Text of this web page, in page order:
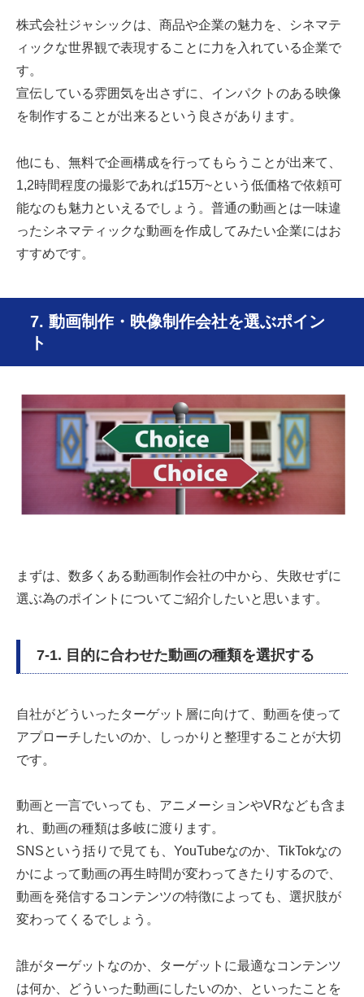
株式会社ジャシックは、商品や企業の魅力を、シネマテ
ィックな世界観で表現することに力を入れている企業で
す。
宣伝している雰囲気を出さずに、インパクトのある映像
を制作することが出来るという良さがあります。
他にも、無料で企画構成を行ってもらうことが出来て、
1,2時間程度の撮影であれば15万~という低価格で依頼可
能なのも魅力といえるでしょう。普通の動画とは一味違
ったシネマティックな動画を作成してみたい企業にはお
すすめです。
7. 動画制作・映像制作会社を選ぶポイン
ト
まずは、数多くある動画制作会社の中から、失敗せずに
選ぶ為のポイントについてご紹介したいと思います。
7-1. 目的に合わせた動画の種類を選択する
自社がどういったターゲット層に向けて、動画を使って
アプローチしたいのか、しっかりと整理することが大切
です。
動画と一言でいっても、アニメーションやVRなども含ま
れ、動画の種類は多岐に渡ります。
SNSという括りで見ても、YouTubeなのか、TikTokなの
かによって動画の再生時間が変わってきたりするので、
動画を発信するコンテンツの特徴によっても、選択肢が
変わってくるでしょう。
誰がターゲットなのか、ターゲットに最適なコンテンツ
は何か、どういった動画にしたいのか、といったことを